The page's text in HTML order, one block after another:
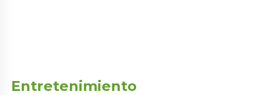
Entretenimiento